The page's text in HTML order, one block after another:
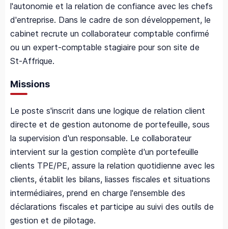
l'autonomie et la relation de confiance avec les chefs
d'entreprise. Dans le cadre de son développement, le
cabinet recrute un collaborateur comptable confirmé
ou un expert‑comptable stagiaire pour son site de
St‑Affrique.
Missions
Le poste s'inscrit dans une logique de relation client
directe et de gestion autonome de portefeuille, sous
la supervision d'un responsable. Le collaborateur
intervient sur la gestion complète d'un portefeuille
clients TPE/PE, assure la relation quotidienne avec les
clients, établit les bilans, liasses fiscales et situations
intermédiaires, prend en charge l'ensemble des
déclarations fiscales et participe au suivi des outils de
gestion et de pilotage.